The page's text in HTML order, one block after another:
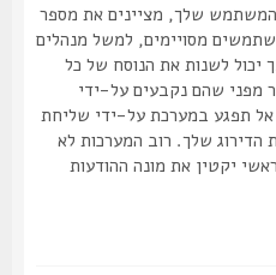
שלך, מציינים את מספר
מסויימים, למשל מנהלים
לשנות את הנוסח של כל
שהם נקבעים על-ידי
במערכת על-ידי שליחת
שלך. רוב המערכות לא
את מונה ההודעות